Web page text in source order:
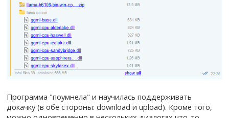
Программа "поумнела" и научилась поддерживать
докачку (в обе стороны: download и upload). Кроме того,